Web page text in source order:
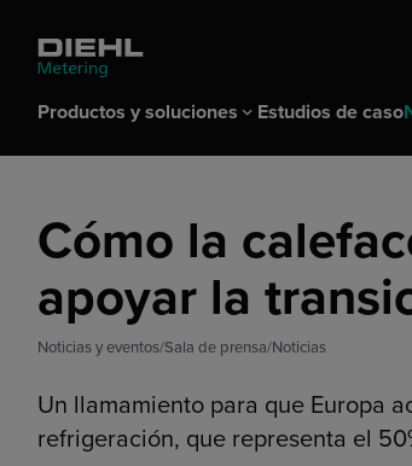
Productos y soluciones
Productos y soluciones
Productos
Medición de energía térmica
Componentes del sistema
Estudios de caso
Noticias y eventos
Sala de prensa
Biblioteca multimedia
Comunicados de prensa
Empresa
Por qué Diehl Metering
Nuestro legado
Negocios & Cumplimiento
Contacto
Contactos comerciales
Carrera
Find a job
Cómo la
apoyar la
Noticias y eventos Sala de prensa Noticias
Un llamamiento para que Europa
refrigeración, que representa el